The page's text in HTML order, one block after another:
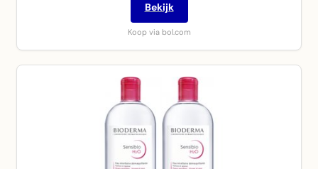
Bekijk
Koop via bol.com